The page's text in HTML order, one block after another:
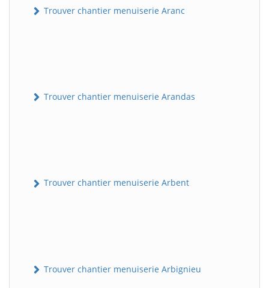
Trouver chantier menuiserie Aranc
Trouver chantier menuiserie Arandas
Trouver chantier menuiserie Arbent
Trouver chantier menuiserie Arbignieu